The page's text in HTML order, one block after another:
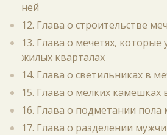
ней
12. Глава о строительстве
13. Глава о мечетях, которые
жилых кварталах
14. Глава о светильниках в
15. Глава о мелких камешках
16. Глава о подметании пола
17. Глава о разделении